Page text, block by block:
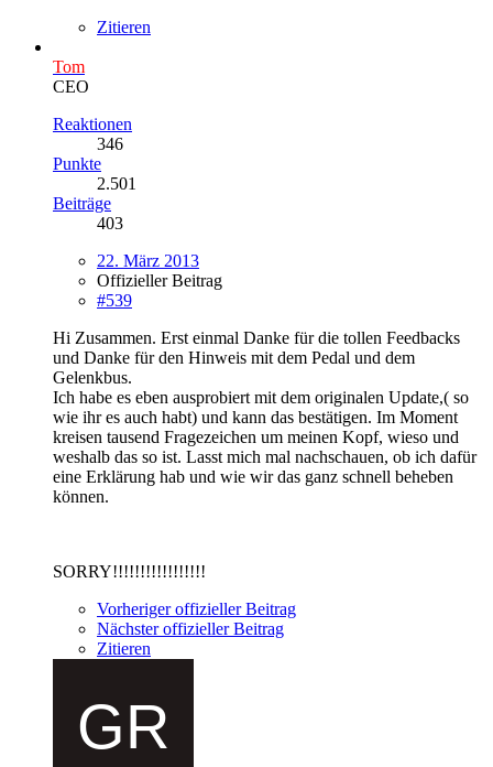
Zitieren
Tom
CEO
Reaktionen
346
Punkte
2.501
Beiträge
403
22. März 2013
Offizieller Beitrag
#539
Hi Zusammen. Erst einmal Danke für die tollen Feedbacks
und Danke für den Hinweis mit dem Pedal und dem
Gelenkbus.
Ich habe es eben ausprobiert mit dem originalen Update,( so
wie ihr es auch habt) und kann das bestätigen. Im Moment
kreisen tausend Fragezeichen um meinen Kopf, wieso und
weshalb das so ist. Lasst mich mal nachschauen, ob ich dafür
eine Erklärung hab und wie wir das ganz schnell beheben
können.
SORRY!!!!!!!!!!!!!!!!!
Vorheriger offizieller Beitrag
Nächster offizieller Beitrag
Zitieren